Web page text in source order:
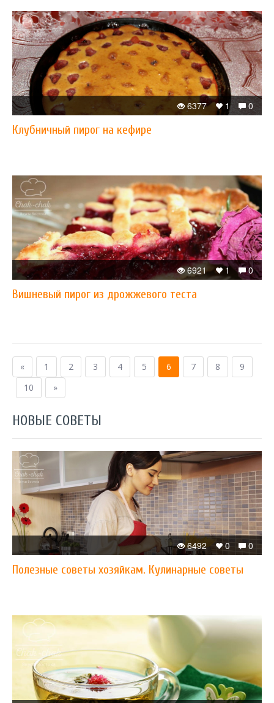
0
1
6377
Клубничный пирог на кефире
0
1
6921
Вишневый пирог из дрожжевого теста
« 1 2 3 4 5 6 7 8
9
10
»
НОВЫЕ СОВЕТЫ
0
0
6492
Полезные советы хозяйкам. Кулинарные советы